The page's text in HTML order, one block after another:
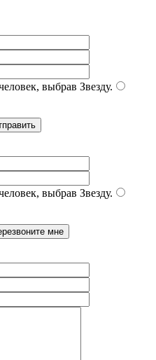
выбрав Звезду.
выбрав Звезду.